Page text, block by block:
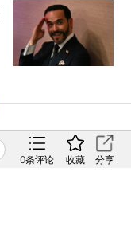
0条评论 收藏 分享